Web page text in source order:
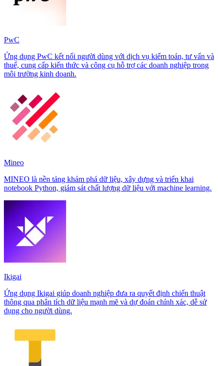
PwC
Ứng dụng PwC kết nối người dùng với dịch vụ kiểm toán, tư vấn và
thuế, cung cấp kiến thức và công cụ hỗ trợ các doanh nghiệp trong
môi trường kinh doanh.
Mineo
MINEO là nền tảng khám phá dữ liệu, xây dựng và triển khai
notebook Python, giám sát chất lượng dữ liệu với machine learning.
Ikigai
Ứng dụng Ikigai giúp doanh nghiệp đưa ra quyết định chiến thuật
thông qua phân tích dữ liệu mạnh mẽ và dự đoán chính xác, dễ sử
dụng cho người dùng.